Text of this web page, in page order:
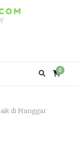
0
di Manggar